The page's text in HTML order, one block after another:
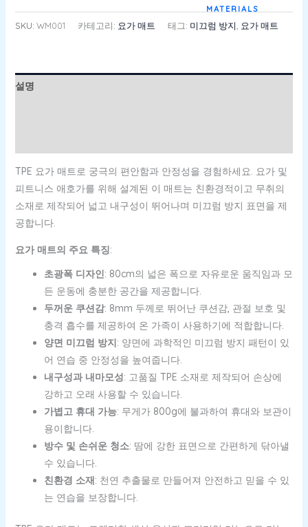
MATERIALS
SKU: WM001 카테고리: 요가 매트 태그: 미끄럼 방지 요가 매트
설명
TPE 요가 매트로 궁극의 편안함과 안정성을 경험하세요. 요가 및
피트니스 애호가를 위해 설계된 이 매트는 친환경적이고 무취의
소재로 제작되어 넓고 내구성이 뛰어나며 미끄럼 방지 표면을 제
공합니다.
요가 매트의 주요 특징:
초광폭 디자인: 80cm의 넓은 폭으로 자유로운 움직임과 모
든 운동에 충분한 공간을 제공합니다.
두꺼운 쿠션감: 8mm 두께로 뛰어난 쿠션감, 관절 보호 및
충격 흡수를 제공하여 온 가족이 사용하기에 적합합니다.
양면 미끄럼 방지: 양면에 과학적인 미끄럼 방지 패턴이 있
어 연습 중 안정성을 높여줍니다.
내구성과 내마모성: 고품질 TPE 소재로 제작되어 손상에
강하고 오래 사용할 수 있습니다.
가볍고 휴대 가능: 무게가 800g에 불과하여 휴대와 보관이
용이합니다.
방수 및 손쉬운 청소: 땀에 강한 표면으로 간편하게 닦아낼
수 있습니다.
친환경 소재: 천연 추출물로 만들어져 안전하고 믿을 수 있
는 연습을 보장합니다.